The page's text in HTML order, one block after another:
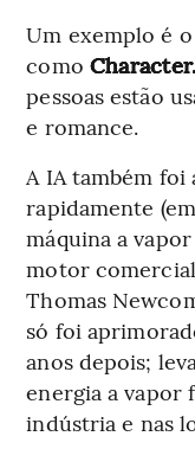
Um exemplo é
como
pessoas estão
e romance.
A IA também
rapidamente
máquina a
motor
Thomas
só foi
anos depois;
energia a vapor
indústria e nas